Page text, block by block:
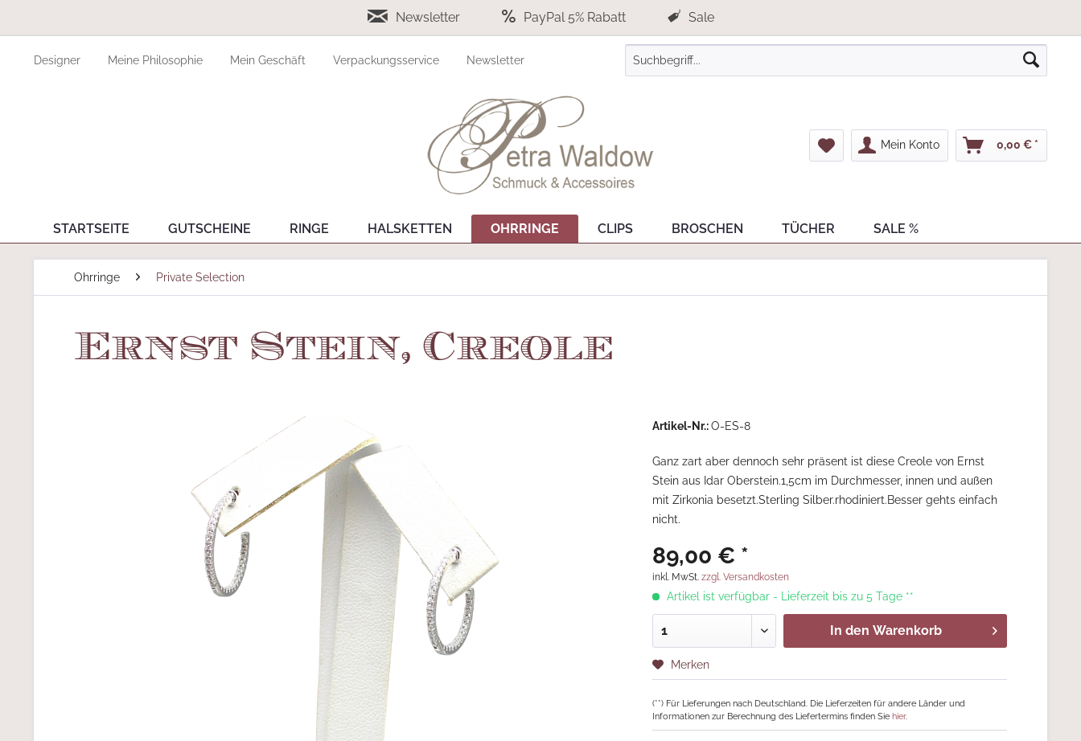
Newsletter PayPal 5% Rabatt Sale
Designer Meine Philosophie Mein Geschäft Verpackungsservice Newsletter
Mein Konto 0,00 € *
STARTSEITE GUTSCHEINE RINGE HALSKETTEN OHRRINGE CLIPS BROSCHEN TÜCHER SALE %
Ohrringe Private Selection
Ernst Stein, Creole
Artikel-Nr.:O-ES-8
Ganz zart aber dennoch sehr präsent ist diese Creole von Ernst
Stein aus Idar Oberstein.1,5cm im Durchmesser, innen und außen
mit Zirkonia besetzt.Sterling Silber.rhodiniert.Besser gehts einfach
nicht.
89,00 € *
inkl. MwSt.zzgl. Versandkosten
Artikel ist verfügbar - Lieferzeit bis zu 5 Tage **
In den Warenkorb
Merken
(**) Für Lieferungen nach Deutschland. Die Lieferzeiten für andere Länder und
Informationen zur Berechnung des Liefertermins finden Siehier.